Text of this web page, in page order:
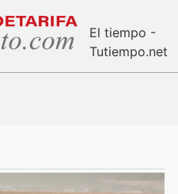
El tiempo -
Tutiempo.net